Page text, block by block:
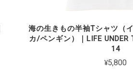
海の生きもの半袖Tシャツ（
カ/ペンギン）｜LIFE UNDER
14
¥5,800